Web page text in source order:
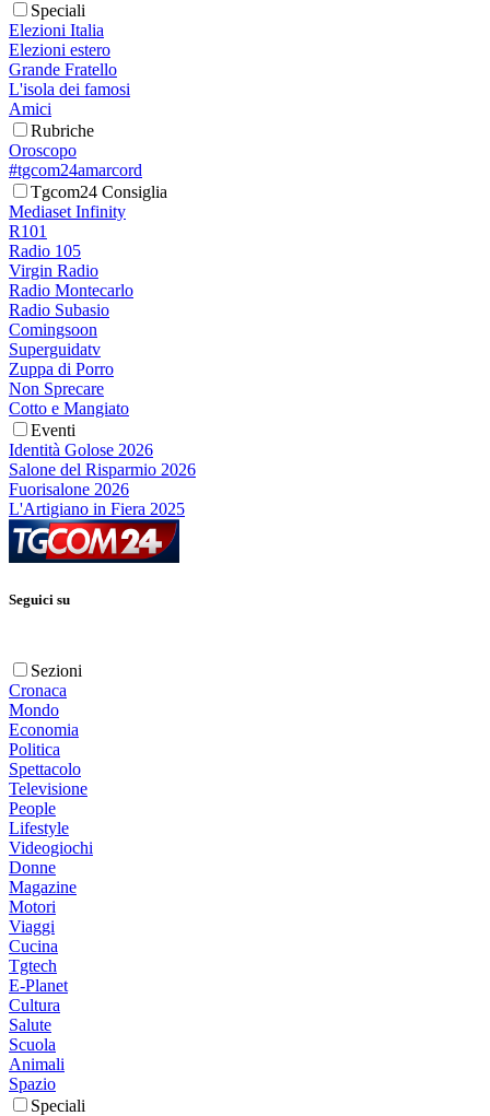
Speciali
Elezioni Italia
Elezioni estero
Grande Fratello
L'isola dei famosi
Amici
Rubriche
Oroscopo
#tgcom24amarcord
Tgcom24 Consiglia
Mediaset Infinity
R101
Radio 105
Virgin Radio
Radio Montecarlo
Radio Subasio
Comingsoon
Superguidatv
Zuppa di Porro
Non Sprecare
Cotto e Mangiato
Eventi
Identità Golose 2026
Salone del Risparmio 2026
Fuorisalone 2026
L'Artigiano in Fiera 2025
Seguici su
Sezioni
Cronaca
Mondo
Economia
Politica
Spettacolo
Televisione
People
Lifestyle
Videogiochi
Donne
Magazine
Motori
Viaggi
Cucina
Tgtech
E-Planet
Cultura
Salute
Scuola
Animali
Spazio
Speciali